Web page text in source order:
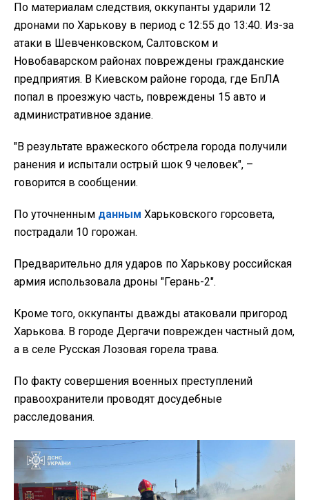
По материалам следствия, оккупанты ударили 12
дронами по Харькову в период с 12:55 до 13:40. Из-за
атаки в Шевченковском, Салтовском и
Новобаварском районах повреждены гражданские
предприятия. В Киевском районе города, где БпЛА
попал в проезжую часть, повреждены 15 авто и
административное здание.
"В результате вражеского обстрела города получили
ранения и испытали острый шок 9 человек", –
говорится в сообщении.
По уточненным данным Харьковского горсовета,
пострадали 10 горожан.
Предварительно для ударов по Харькову российская
армия использовала дроны "Герань-2".
Кроме того, оккупанты дважды атаковали пригород
Харькова. В городе Дергачи поврежден частный дом,
а в селе Русская Лозовая горела трава.
По факту совершения военных преступлений
правоохранители проводят досудебные
расследования.